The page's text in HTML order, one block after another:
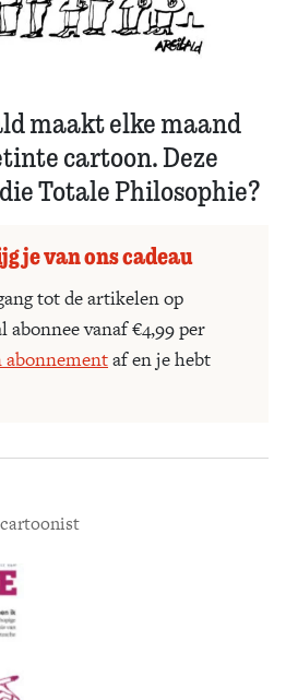
maakt elke maand
cartoon. Deze
Totale Philosophie?
je van ons cadeau
tot de artikelen op
abonnee vanaf €4,99 per
abonnementaf en je hebt